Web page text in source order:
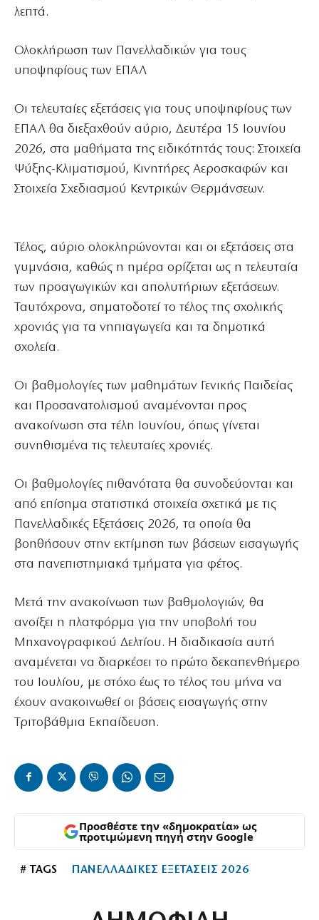
λεπτά.
Ολοκλήρωση των Πανελλαδικών για τους
υποψηφίους των ΕΠΑΛ
Οι τελευταίες εξετάσεις για τους υποψηφίους των
ΕΠΑΛ θα διεξαχθούν αύριο, Δευτέρα 15 Ιουνίου
2026, στα μαθήματα της ειδικότητάς τους: Στοιχεία
Ψύξης-Κλιματισμού, Κινητήρες Αεροσκαφών και
Στοιχεία Σχεδιασμού Κεντρικών Θερμάνσεων.
Τέλος, αύριο ολοκληρώνονται και οι εξετάσεις στα
γυμνάσια, καθώς η ημέρα ορίζεται ως η τελευταία
των προαγωγικών και απολυτήριων εξετάσεων.
Ταυτόχρονα, σηματοδοτεί το τέλος της σχολικής
χρονιάς για τα νηπιαγωγεία και τα δημοτικά
σχολεία.
Oι βαθμολογίες των μαθημάτων Γενικής Παιδείας
και Προσανατολισμού αναμένονται προς
ανακοίνωση στα τέλη Ιουνίου, όπως γίνεται
συνηθισμένα τις τελευταίες χρονιές.
Οι βαθμολογίες πιθανότατα θα συνοδεύονται και
από επίσημα στατιστικά στοιχεία σχετικά με τις
Πανελλαδικές Εξετάσεις 2026, τα οποία θα
βοηθήσουν στην εκτίμηση των βάσεων εισαγωγής
στα πανεπιστημιακά τμήματα για φέτος.
Μετά την ανακοίνωση των βαθμολογιών, θα
ανοίξει η πλατφόρμα για την υποβολή του
Μηχανογραφικού Δελτίου. Η διαδικασία αυτή
αναμένεται να διαρκέσει το πρώτο δεκαπενθήμερο
του Ιουλίου, με στόχο έως το τέλος του μήνα να
έχουν ανακοινωθεί οι βάσεις εισαγωγής στην
Τριτοβάθμια Εκπαίδευση.
Προσθέστε την «δημοκρατία» ως
προτιμώμενη πηγή στην Google
# TAGS ΠΑΝΕΛΛΑΔΙΚΕΣ ΕΞΕΤΑΣΕΙΣ 2026